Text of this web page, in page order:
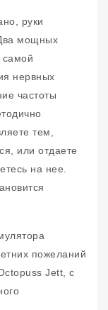
руки
мощных
самой
нервных
частоты
тем,
или отдаете
на нее.
пожеланий
Jett, с